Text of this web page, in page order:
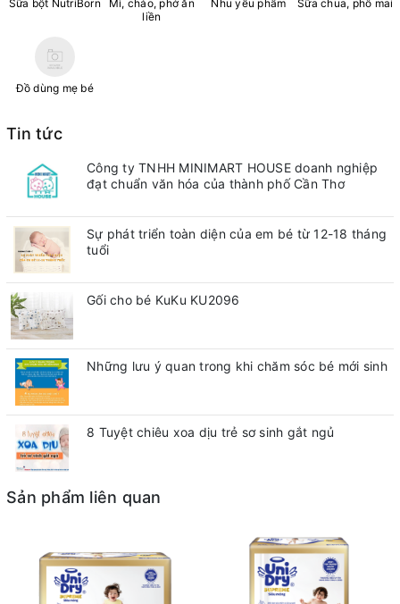
Sữa bột NutriBorn
Mì, cháo, phở ăn
liền
Nhu yếu phẩm Sữa chua, phô mai
Đồ dùng mẹ bé
Tin tức
Công ty TNHH MINIMART HOUSE doanh nghiệp
đạt chuẩn văn hóa của thành phố Cần Thơ
Sự phát triển toàn diện của em bé từ 12-18 tháng
tuổi
Gối cho bé KuKu KU2096
Những lưu ý quan trong khi chăm sóc bé mới sinh
8 Tuyệt chiêu xoa dịu trẻ sơ sinh gắt ngủ
Sản phẩm liên quan